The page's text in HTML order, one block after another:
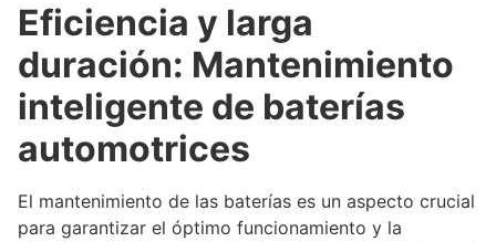
Eficiencia y larga
duración: Mantenimiento
inteligente de baterías
automotrices
El mantenimiento de las baterías es un aspecto crucial
para garantizar el óptimo funcionamiento y la